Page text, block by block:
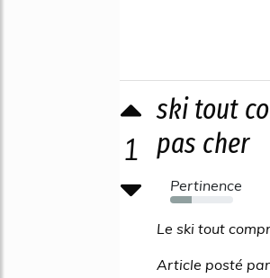
1
ski tout
pas cher
Pertinence
34%
Le ski tout
Article posté